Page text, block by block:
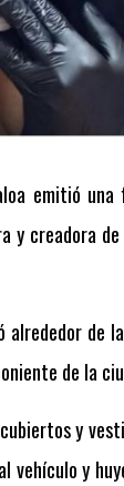
emitió una
y creadora
de
de la
y
vehículo y